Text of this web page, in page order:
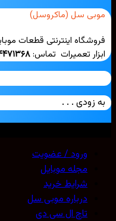
سل (ماکروسل)
اینترنتی قطعات موبایل،
تعمیرات تماس:۰۹۱۲۴۴۷۱۳۶۸
زودی . . .
ورود / عضویت
مجله موبایل
شرایط خرید
درباره موبی سل
تاچ ال سی دی